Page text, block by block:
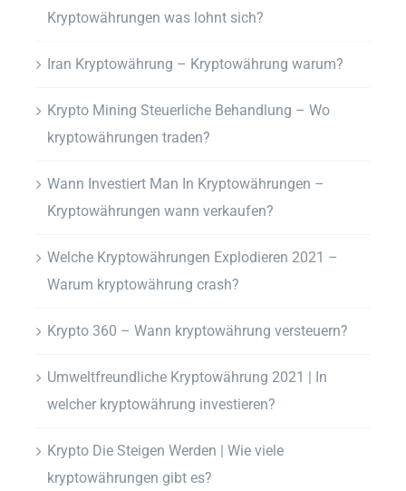
Kryptowährungen was lohnt sich?
Iran Kryptowährung – Kryptowährung warum?
Krypto Mining Steuerliche Behandlung – Wo
kryptowährungen traden?
Wann Investiert Man In Kryptowährungen –
Kryptowährungen wann verkaufen?
Welche Kryptowährungen Explodieren 2021 –
Warum kryptowährung crash?
Krypto 360 – Wann kryptowährung versteuern?
Umweltfreundliche Kryptowährung 2021 | In
welcher kryptowährung investieren?
Krypto Die Steigen Werden | Wie viele
kryptowährungen gibt es?